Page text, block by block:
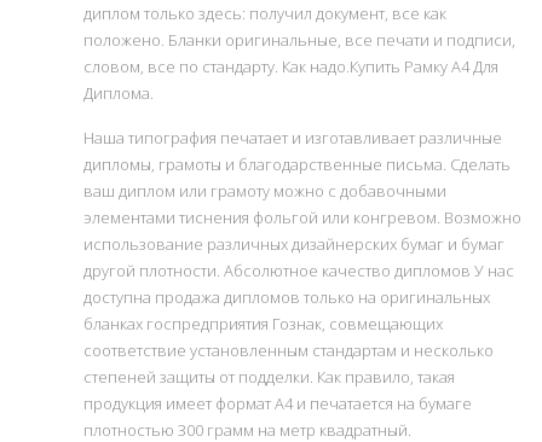
диплом только здесь: получил документ, все как
положено. Бланки оригинальные, все печати и подписи,
словом, все по стандарту. Как надо.Купить Рамку А4 Для
Диплома.
Наша типография печатает и изготавливает различные
дипломы, грамоты и благодарственные письма. Сделать
ваш диплом или грамоту можно с добавочными
элементами тиснения фольгой или конгревом. Возможно
использование различных дизайнерских бумаг и бумаг
другой плотности. Абсолютное качество дипломов У нас
доступна продажа дипломов только на оригинальных
бланках госпредприятия Гознак, совмещающих
соответствие установленным стандартам и несколько
степеней защиты от подделки. Как правило, такая
продукция имеет формат А4 и печатается на бумаге
плотностью 300 грамм на метр квадратный.